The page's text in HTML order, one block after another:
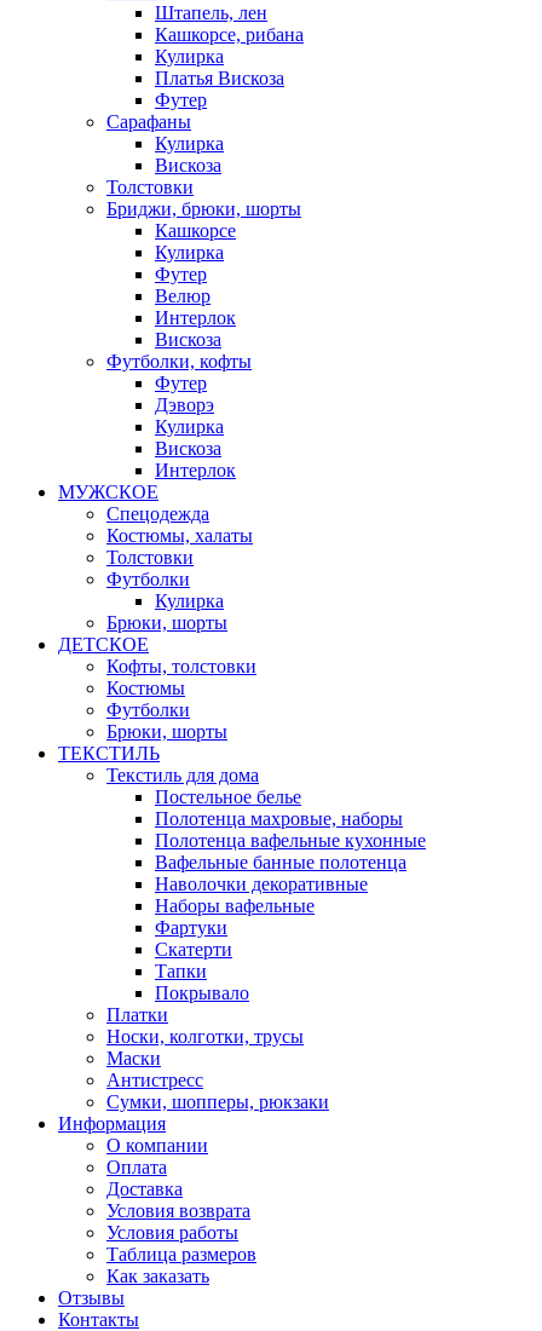
Штапель, лен
Кашкорсе, рибана
Кулирка
Платья Вискоза
Футер
Сарафаны
Кулирка
Вискоза
Толстовки
Бриджи, брюки, шорты
Кашкорсе
Кулирка
Футер
Велюр
Интерлок
Вискоза
Футболки, кофты
Футер
Дэворэ
Кулирка
Вискоза
Интерлок
МУЖСКОЕ
Спецодежда
Костюмы, халаты
Толстовки
Футболки
Кулирка
Брюки, шорты
ДЕТСКОЕ
Кофты, толстовки
Костюмы
Футболки
Брюки, шорты
ТЕКСТИЛЬ
Текстиль для дома
Постельное белье
Полотенца махровые, наборы
Полотенца вафельные кухонные
Вафельные банные полотенца
Наволочки декоративные
Наборы вафельные
Фартуки
Скатерти
Тапки
Покрывало
Платки
Носки, колготки, трусы
Маски
Антистресс
Сумки, шопперы, рюкзаки
Информация
О компании
Оплата
Доставка
Условия возврата
Условия работы
Таблица размеров
Как заказать
Отзывы
Контакты